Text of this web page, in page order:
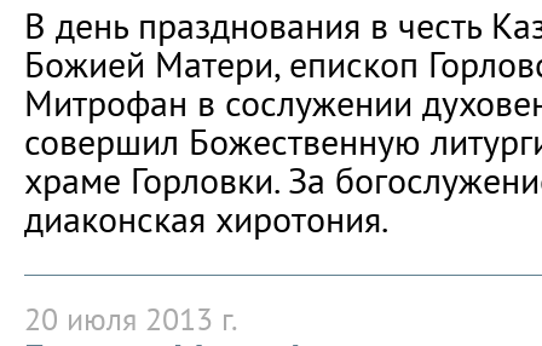
В день празднования в честь
Божией Матери, епископ
Митрофан в сослужении
совершил Божественную
храме Горловки. За
диаконская хиротония.
20 июля 2013 г.